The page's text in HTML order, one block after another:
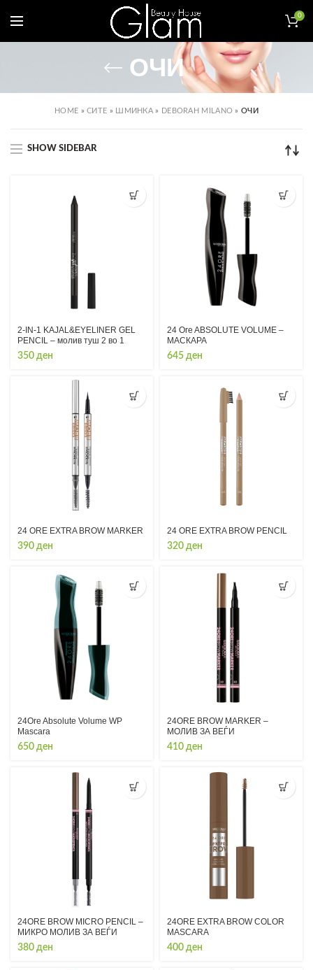
0
ОЧИ
HOME »СИТЕ » ШМИНКА » DEBORAH MILANO »ОЧИ
SHOW SIDEBAR
2-IN-1 KAJAL&EYELINER GEL
PENCIL – молив туш 2 во 1
350 ден
24 Ore ABSOLUTE VOLUME –
МАСКАРА
645 ден
24 ORE EXTRA BROW MARKER
390 ден
24 ORE EXTRA BROW PENCIL
320 ден
24Ore Absolute Volume WP
Mascara
650 ден
24ORE BROW MARKER –
МОЛИВ ЗА ВЕЃИ
410 ден
24ORE BROW MICRO PENCIL –
МИКРО МОЛИВ ЗА ВЕЃИ
380 ден
24ORE EXTRA BROW COLOR
MASCARA
400 ден